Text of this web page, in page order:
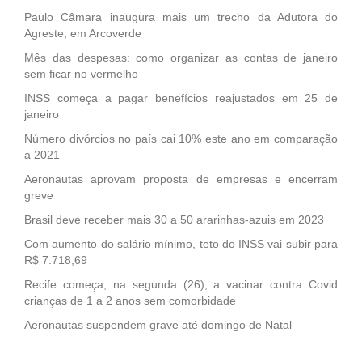
Paulo Câmara inaugura mais um trecho da Adutora do
Agreste, em Arcoverde
Mês das despesas: como organizar as contas de janeiro
sem ficar no vermelho
INSS começa a pagar benefícios reajustados em 25 de
janeiro
Número divórcios no país cai 10% este ano em comparação
a 2021
Aeronautas aprovam proposta de empresas e encerram
greve
Brasil deve receber mais 30 a 50 ararinhas-azuis em 2023
Com aumento do salário mínimo, teto do INSS vai subir para
R$ 7.718,69
Recife começa, na segunda (26), a vacinar contra Covid
crianças de 1 a 2 anos sem comorbidade
Aeronautas suspendem grave até domingo de Natal